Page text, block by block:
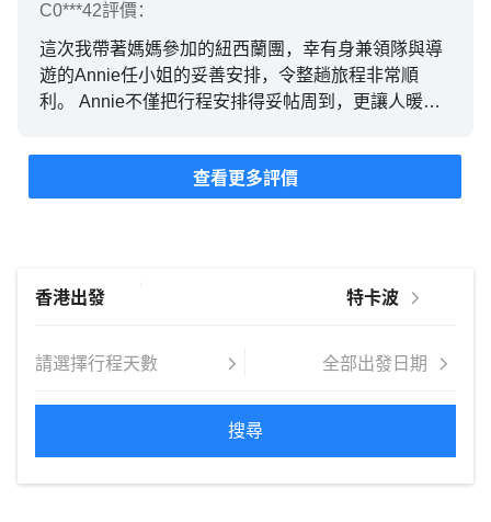
C0***42評價：
這次我帶著媽媽參加的紐西蘭團，幸有身兼領隊與導
遊的Annie任小姐的妥善安排，令整趟旅程非常順
利。 Annie不僅把行程安排得妥帖周到，更讓人暖心
要，讓我格外安心。
查看更多評價
搜尋